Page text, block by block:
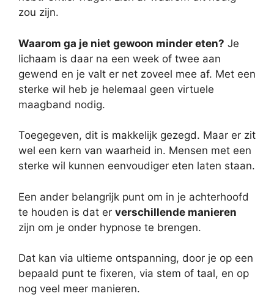
zou zijn.
Waarom ga je niet gewoon minder eten? Je
lichaam is daar na een week of twee aan
gewend en je valt er net zoveel mee af. Met een
sterke wil heb je helemaal geen virtuele
maagband nodig.
Toegegeven, dit is makkelijk gezegd. Maar er zit
wel een kern van waarheid in. Mensen met een
sterke wil kunnen eenvoudiger eten laten staan.
Een ander belangrijk punt om in je achterhoofd
te houden is dat er verschillende manieren
zijn om je onder hypnose te brengen.
Dat kan via ultieme ontspanning, door je op een
bepaald punt te fixeren, via stem of taal, en op
nog veel meer manieren.